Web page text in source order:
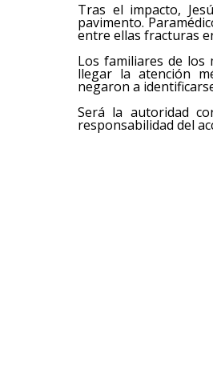
Tras el impacto,
pavimento.
entre ellas fracturas
Los familiares de
llegar la atención
negaron a
Será la autoridad
responsabilidad del